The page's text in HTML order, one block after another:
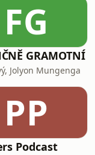
i na
FG
GRAMOTNÍ
Jolyon Mungenga
PP
Podcast